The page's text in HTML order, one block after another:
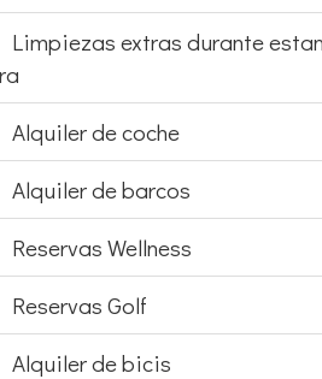
extras durante
Alquiler de coche
Alquiler de barcos
Reservas Wellness
Reservas Golf
Alquiler de bicis